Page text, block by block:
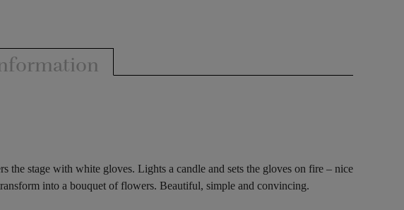
the stage with white gloves. Lights a candle and sets the gloves on fire – nice
into a bouquet of flowers. Beautiful, simple and convincing.